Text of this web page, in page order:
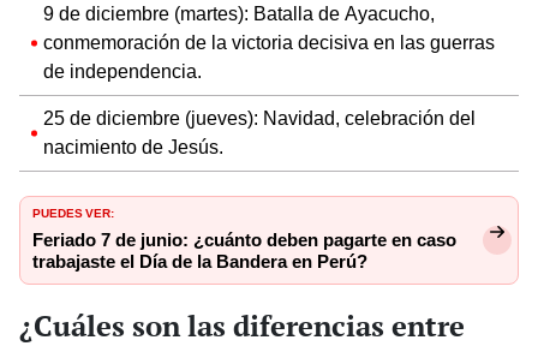
9 de diciembre (martes): Batalla de Ayacucho,
conmemoración de la victoria decisiva en las guerras
de independencia.
25 de diciembre (jueves): Navidad, celebración del
nacimiento de Jesús.
PUEDES VER:
Feriado 7 de junio: ¿cuánto deben pagarte en caso
trabajaste el Día de la Bandera en Perú?
¿Cuáles son las diferencias entre